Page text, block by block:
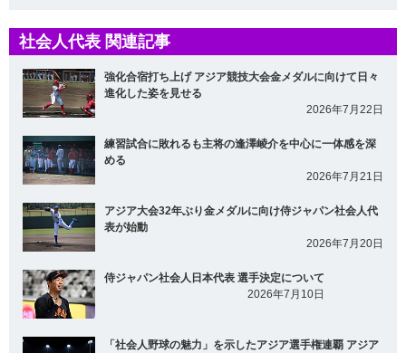
社会人代表 関連記事
強化合宿打ち上げ アジア競技大会金メダルに向けて日々
進化した姿を見せる
2026年7月22日
練習試合に敗れるも主将の逢澤崚介を中心に一体感を深
める
2026年7月21日
アジア大会32年ぶり金メダルに向け侍ジャパン社会人代
表が始動
2026年7月20日
侍ジャパン社会人日本代表 選手決定について
2026年7月10日
「社会人野球の魅力」を示したアジア選手権連覇 アジア